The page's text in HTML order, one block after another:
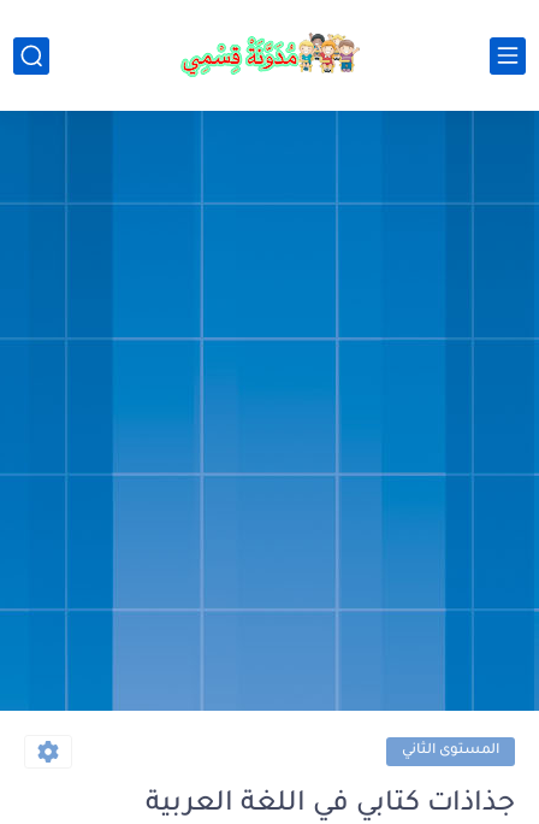
المستوى الثاني
جذاذات كتابي في اللغة العربية